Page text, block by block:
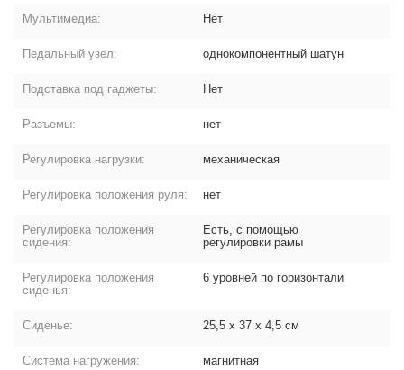
Мультимедиа: Нет
Педальный узел: однокомпонентный шатун
Подставка под гаджеты: Нет
Разъемы: нет
Регулировка нагрузки: механическая
Регулировка положения руля: нет
Регулировка положения
сидения:
Есть, с помощью
регулировки рамы
Регулировка положения
сиденья:
6 уровней по горизонтали
Сиденье: 25,5 х 37 х 4,5 см
Система нагружения: магнитная